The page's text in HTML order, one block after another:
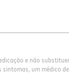
e não
um médico